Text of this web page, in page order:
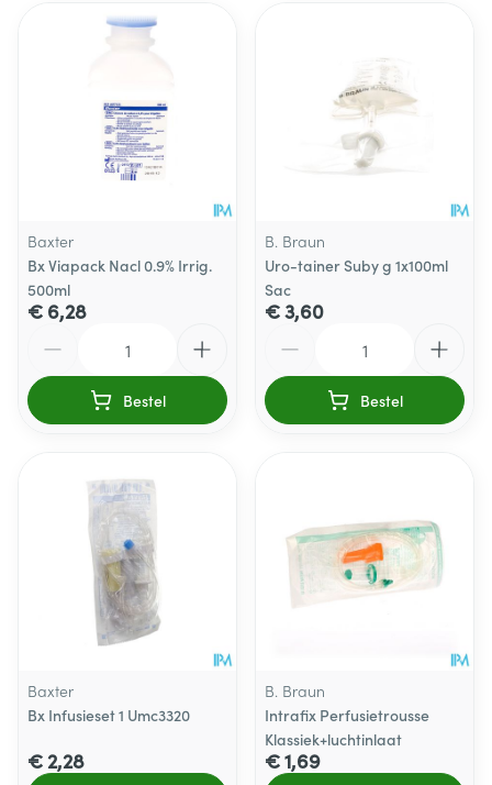
Baxter
Bx Viapack Nacl 0.9% Irrig.
500ml
€ 6,28
Bestel
B. Braun
Uro-tainer Suby g 1x100ml
Sac
€ 3,60
Bestel
Baxter
Bx Infusieset 1 Umc3320
€ 2,28
B. Braun
Intrafix Perfusietrousse
Klassiek+luchtinlaat
€ 1,69